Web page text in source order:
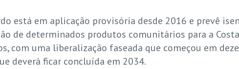
está em aplicação provisória desde 2016 e prevê
de determinados produtos comunitários para a
com uma liberalização faseada que começou em
deverá ficar concluída em 2034.